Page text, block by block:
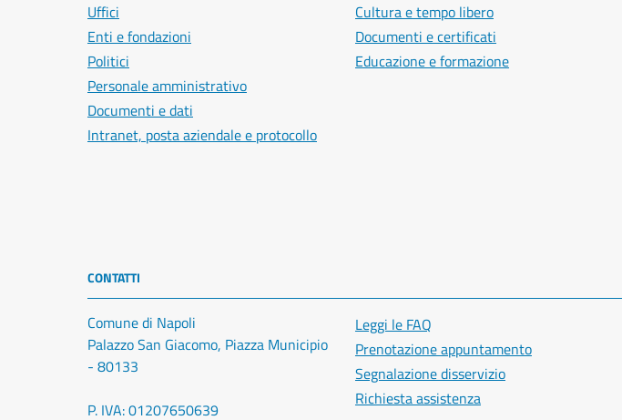
Uffici
Enti e fondazioni
Politici
Personale amministrativo
Documenti e dati
Intranet, posta aziendale e protocollo
Cultura e tempo libero
Documenti e certificati
Educazione e formazione
CONTATTI
Comune di Napoli
Palazzo San Giacomo, Piazza Municipio
- 80133
P. IVA: 01207650639
Leggi le FAQ
Prenotazione appuntamento
Segnalazione disservizio
Richiesta assistenza